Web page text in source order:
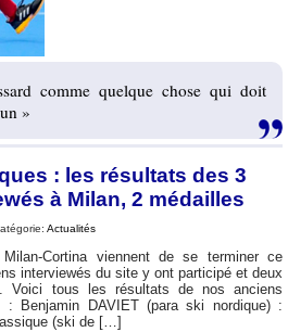
comme quelque chose qui doit
»
: les résultats des 3
à Milan, 2 médailles
Actualités
Cortina viennent de se terminer ce
interviewés du site y ont participé et deux
Voici tous les résultats de nos anciens
Benjamin DAVIET (para ski nordique) :
(ski de […]